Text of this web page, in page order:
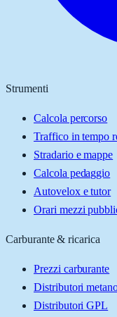
Strumenti
Calcola percorso
Traffico in tempo
Stradario e mappe
Calcola pedaggio
Autovelox e tutor
Orari mezzi
Carburante & ricarica
Prezzi carburante
Distributori
Distributori GPL